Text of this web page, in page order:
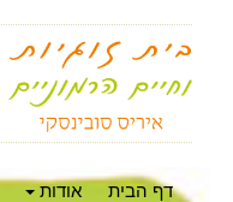
דף הבית אודות